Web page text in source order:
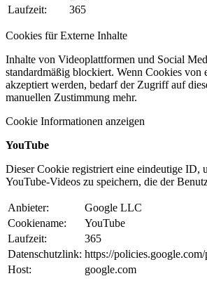
Laufzeit:
365
Cookies für Externe Inhalte
Inhalte von Videoplattformen und Social
standardmäßig blockiert. Wenn Cookies von
akzeptiert werden, bedarf der Zugriff auf
manuellen Zustimmung mehr.
Cookie Informationen anzeigen
YouTube
Dieser Cookie registriert eine eindeutige ID,
YouTube-Videos zu speichern, die der
Anbieter:
Google LLC
Cookiename:
YouTube
Laufzeit:
365
Datenschutzlink: https://
Host:
google.com